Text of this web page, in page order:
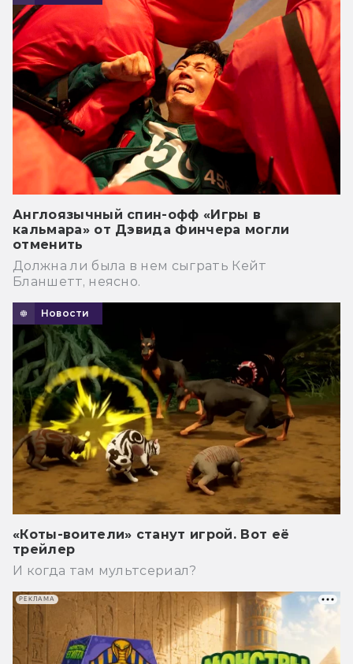
Англоязычный спин-офф «Игры в
кальмара» от Дэвида Финчера могли
отменить
Должна ли была в нем сыграть Кейт
Бланшетт, неясно.
Новости
«Коты-воители» станут игрой. Вот её
трейлер
И когда там мультсериал?
РЕКЛАМА